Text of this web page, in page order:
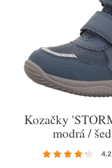
Kozačky
modrá /
4.2